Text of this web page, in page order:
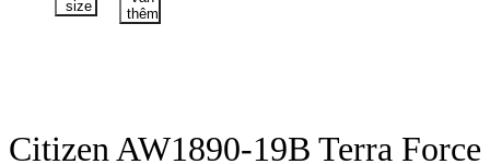
size
thêm
Citizen AW1890-19B Terra Force